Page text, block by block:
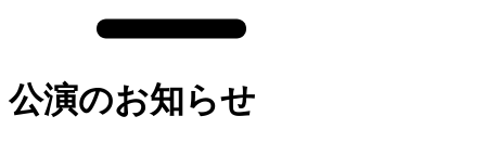
公演のお知らせ